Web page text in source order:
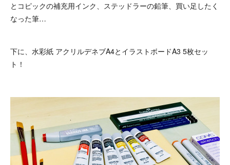
とコピックの補充用インク、ステッドラーの鉛筆、買い足したく
なった筆…
下に、水彩紙 アクリルデネブA4とイラストボードA3 5枚セッ
ト！